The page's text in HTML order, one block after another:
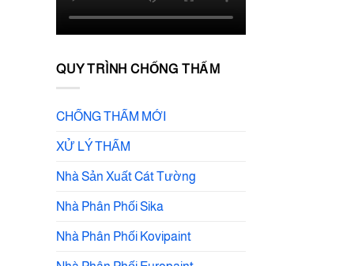
QUY TRÌNH CHỐNG THẤM
CHỐNG THẤM MỚI
XỬ LÝ THẤM
Nhà Sản Xuất Cát Tường
Nhà Phân Phối Sika
Nhà Phân Phối Kovipaint